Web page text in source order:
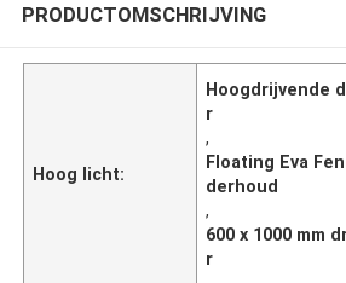
PRODUCTOMSCHRIJVING
Hoog licht:
Hoogdrijvende
r
,
Floating Eva
derhoud
,
600 x 1000 mm
r